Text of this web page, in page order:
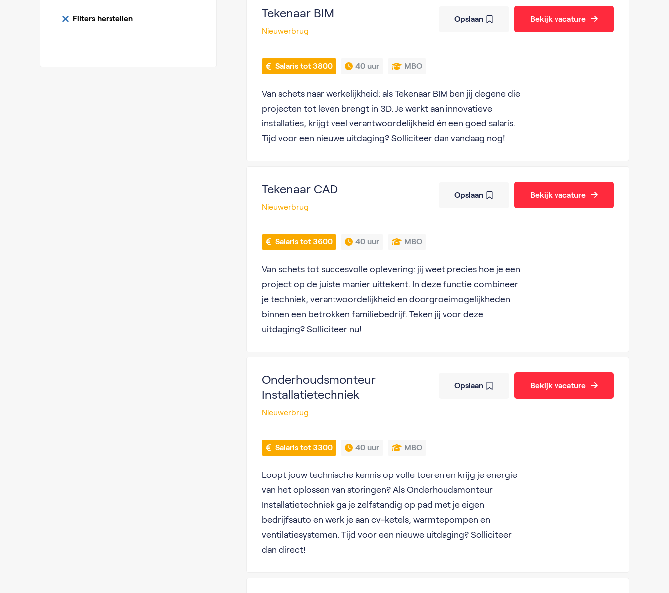
Filters herstellen Tekenaar BIM
Nieuwerbrug
Salaris tot 3800 40 uur MBO
Van schets naar werkelijkheid: als Tekenaar BIM ben jij degene die
projecten tot leven brengt in 3D. Je werkt aan innovatieve
installaties, krijgt veel verantwoordelijkheid én een goed salaris.
Tijd voor een nieuwe uitdaging? Solliciteer dan vandaag nog!
Opslaan Bekijk vacature
Tekenaar CAD
Nieuwerbrug
Salaris tot 3600 40 uur MBO
Van schets tot succesvolle oplevering: jij weet precies hoe je een
project op de juiste manier uittekent. In deze functie combineer
je techniek, verantwoordelijkheid en doorgroeimogelijkheden
binnen een betrokken familiebedrijf. Teken jij voor deze
uitdaging? Solliciteer nu!
Opslaan Bekijk vacature
Onderhoudsmonteur
Installatietechniek
Nieuwerbrug
Salaris tot 3300 40 uur MBO
Loopt jouw technische kennis op volle toeren en krijg je energie
van het oplossen van storingen? Als Onderhoudsmonteur
Installatietechniek ga je zelfstandig op pad met je eigen
bedrijfsauto en werk je aan cv-ketels, warmtepompen en
ventilatiesystemen. Tijd voor een nieuwe uitdaging? Solliciteer
dan direct!
Opslaan Bekijk vacature